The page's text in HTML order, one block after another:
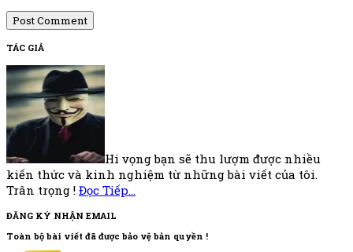
Footer
TÁC GIẢ
Hi vọng bạn sẽ thu lượm được nhiều
kiến thức và kinh nghiệm từ những bài viết của tôi.
Trân trọng ! Đọc Tiếp…
ĐĂNG KÝ NHẬN EMAIL
Toàn bộ bài viết đã được bảo vệ bản quyền !